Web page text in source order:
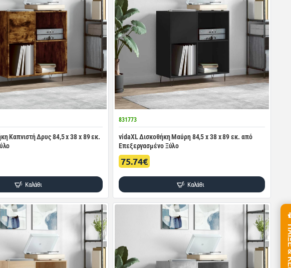
Καπνιστή Δρυς 84,5 x 38 x 89 εκ.
Καλάθι
831773
vidaXL Δισκοθήκη Μαύρη 84,5 x 38 x 89 εκ. από
Επεξεργασμένο Ξύλο
75.74€
Καλάθι